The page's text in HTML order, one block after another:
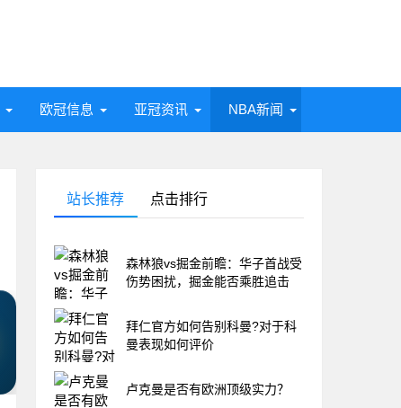
欧冠信息 亚冠资讯 NBA新闻
站长推荐 点击排行
森林狼vs掘金前瞻：华子首战受
伤势困扰，掘金能否乘胜追击
拜仁官方如何告别科曼?对于科
曼表现如何评价
卢克曼是否有欧洲顶级实力？